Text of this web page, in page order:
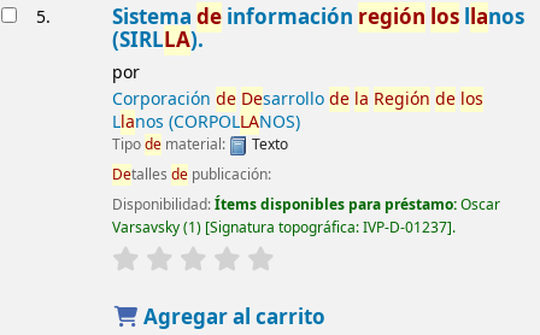
5. Sistema deinformación región losllanos
(SIRLLA).
por
Corporación de Desarrollode la Región de los
Llanos (CORPOLLANOS)
Tipodematerial:
Texto
Detalles depublicación:
Disponibilidad:Ítems disponibles para préstamo:Oscar
Varsavsky(1) Signatura topográfica:IVP-D-01237 .
Agregar al carrito